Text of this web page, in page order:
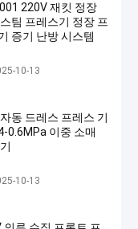
220V 재킷 정장
팀 프레스기 정장 프
증기 난방 시스템
프레스 머신
10-13
동 드레스 프레스 기
0.6MPa 이중 소매
프레스 머신
10-13